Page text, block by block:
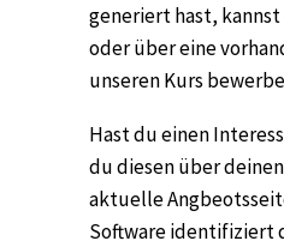
generiert hast,
oder über eine
unseren Kurs
Hast du einen
du diesen über
aktuelle
Software identifiziert